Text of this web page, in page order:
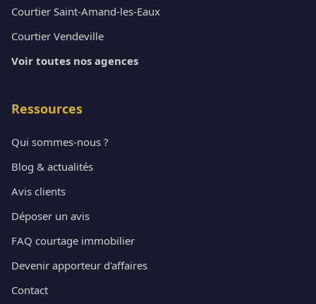
Courtier Saint-Amand-les-Eaux
Courtier Vendeville
Voir toutes nos agences
Ressources
Qui sommes-nous ?
Blog & actualités
Avis clients
Déposer un avis
FAQ courtage immobilier
Devenir apporteur d'affaires
Contact